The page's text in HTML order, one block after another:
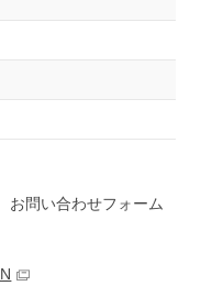
お問い合わせフォーム